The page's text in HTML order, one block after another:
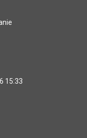
15:33